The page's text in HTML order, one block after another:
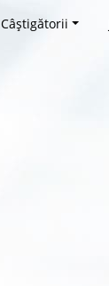
Câștigătorii